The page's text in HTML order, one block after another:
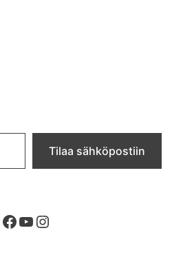
Tilaa sähköpostiin
Facebook
YouTube
Instagram